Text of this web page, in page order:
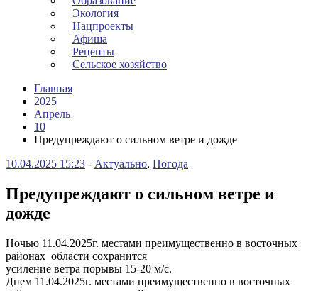
Экология
Нацпроекты
Афиша
Рецепты
Сельское хозяйство
Главная
2025
Апрель
10
Предупреждают о сильном ветре и дожде
10.04.2025 15:23 - Актуально, Погода
Предупреждают о сильном ветре и
дожде
Ночью 11.04.2025г. местами преимущественно в восточных
районах области сохранится
усиление ветра порывы 15-20 м/с.
Днем 11.04.2025г. местами преимущественно в восточных